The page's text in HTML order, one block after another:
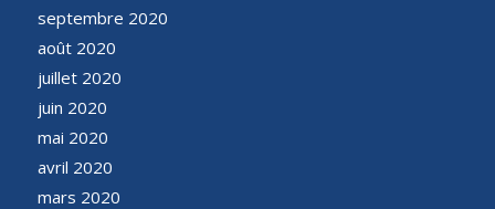
septembre 2020
août 2020
juillet 2020
juin 2020
mai 2020
avril 2020
mars 2020